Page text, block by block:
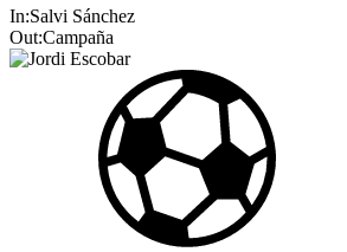
In:Salvi Sánchez
Out:Campaña